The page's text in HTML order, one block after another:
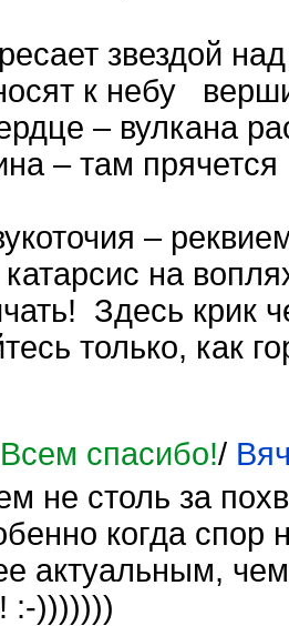
звездой
к небу
– вулкана
– там
–
на
Здесь крик
только, как
Всем спасибо!/
не столь за
когда спор
актуальным,
:-)))))))